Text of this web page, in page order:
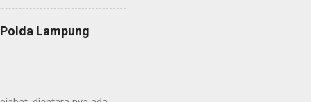
Polres Metro
tepatnya di TL Taqwa
bongkar muat tepung
Lampung